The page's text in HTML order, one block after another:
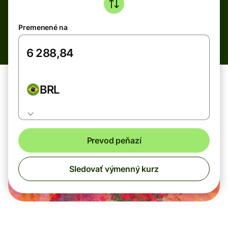
Premenené na
BRL
Prevod peňazí
Sledovať výmenný kurz